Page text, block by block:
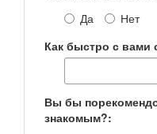
Да
Нет
Как быстро с вами
Вы бы
знакомым?: